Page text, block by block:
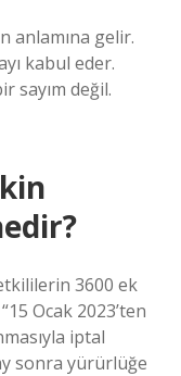
anlamına gelir.
kabul eder.
sayım değil.
3600 ek
Ocak 2023’ten
iptal
sonra yürürlüğe